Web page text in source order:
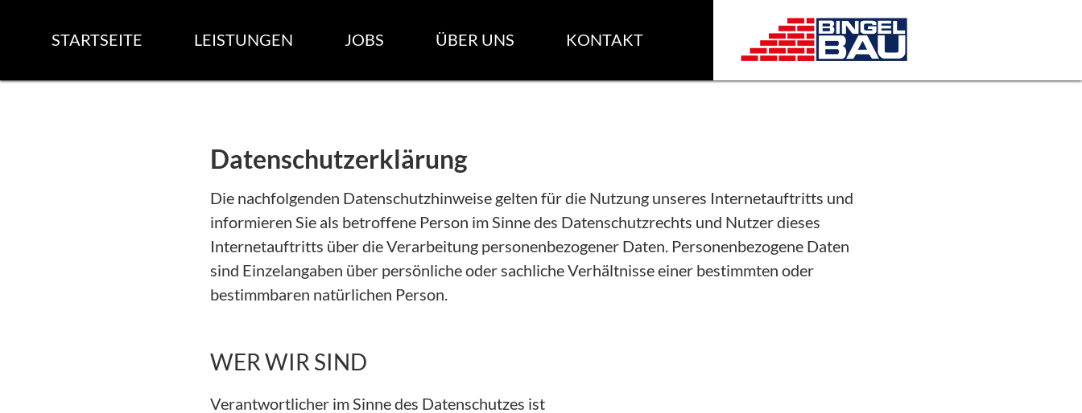
STARTSEITE LEISTUNGEN JOBS ÜBER UNS KONTAKT
Datenschutzerklärung
Die nachfolgenden Datenschutzhinweise gelten für die Nutzung unseres Internetauftritts und
informieren Sie als betroffene Person im Sinne des Datenschutzrechts und Nutzer dieses
Internetauftritts über die Verarbeitung personenbezogener Daten. Personenbezogene Daten
sind Einzelangaben über persönliche oder sachliche Verhältnisse einer bestimmten oder
bestimmbaren natürlichen Person.
WER WIR SIND
Verantwortlicher im Sinne des Datenschutzes ist